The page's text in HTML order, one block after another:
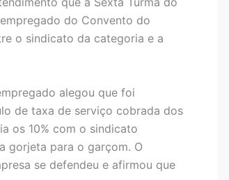
do Convento do
o sindicato da categoria e a
alegou que foi
de taxa de serviço cobrada dos
os 10% com o sindicato
gorjeta para o garçom. O
se defendeu e afirmou que